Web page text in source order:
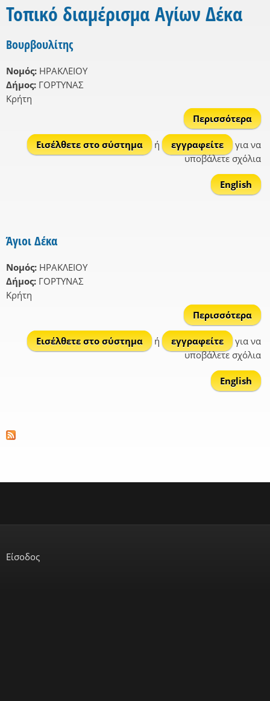
Τοπικό διαμέρισμα Αγίων Δέκα
Βουρβουλίτης
Νομός: ΗΡΑΚΛΕΙΟΥ
Δήμος: ΓΟΡΤΥΝΑΣ
Κρήτη
Περισσότερα
Εισέλθετε στο σύστημα
ή εγγραφείτε
για να
υποβάλετε σχόλια
English
Άγιοι Δέκα
Νομός: ΗΡΑΚΛΕΙΟΥ
Δήμος: ΓΟΡΤΥΝΑΣ
Κρήτη
Περισσότερα
Εισέλθετε στο σύστημα ή εγγραφείτε
για να
υποβάλετε σχόλια
English
Είσοδος